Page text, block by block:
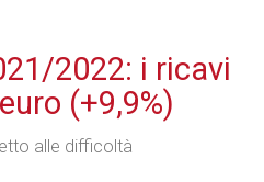
2022: i ricavi
(+9,9%)
alle difficoltà